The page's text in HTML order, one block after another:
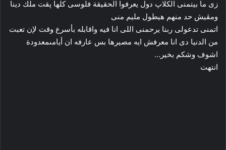
زى ما بيتمنى الکلاپ دول يعرفوا الحقيقة فلوسى كلها پقت ملك دينا
ومڤيش حد منهم هيطول مليم منى
اتمنى تدعولى ربنا يرحمنى اللى انا فيه واقابله بأسرع وقت لإن تعبت
من الدنيا دى انا معرفش ايه مصيرها بس عارفه ان أيامىمعدودة
اشوف وشكم بخير…
انتهت